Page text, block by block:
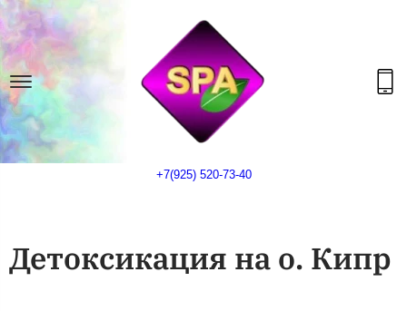
+7(925) 520-73-40
Детоксикация на о. Кипр